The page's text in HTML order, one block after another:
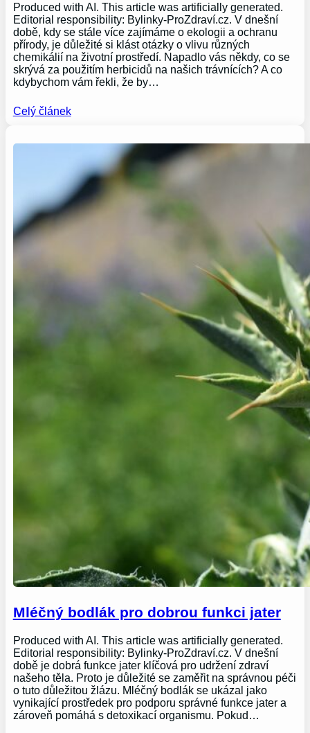
Produced with AI. This article was artificially generated.
Editorial responsibility: Bylinky-ProZdraví.cz. V dnešní
době, kdy se stále více zajímáme o ekologii a ochranu
přírody, je důležité si klást otázky o vlivu různých
chemikálií na životní prostředí. Napadlo vás někdy, co se
skrývá za použitím herbicidů na našich trávnících? A co
kdybychom vám řekli, že by…
Celý článek
Mléčný bodlák pro dobrou funkci jater
Produced with AI. This article was artificially generated.
Editorial responsibility: Bylinky-ProZdraví.cz. V dnešní
době je dobrá funkce jater klíčová pro udržení zdraví
našeho těla. Proto je důležité se zaměřit na správnou péči
o tuto důležitou žlázu. Mléčný bodlák se ukázal jako
vynikající prostředek pro podporu správné funkce jater a
zároveň pomáhá s detoxikací organismu. Pokud…